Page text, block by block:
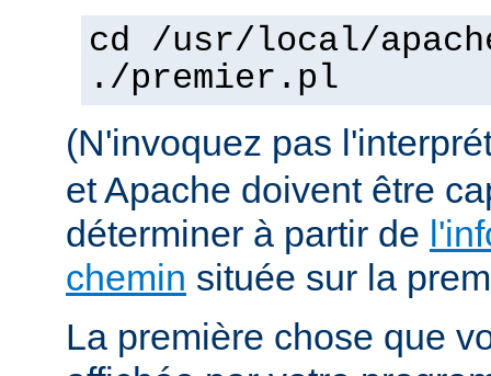
cd /usr/local/
./premier.pl
(N'invoquez pas
et Apache doivent être
déterminer à partir de
chemin située sur la
La première chose que